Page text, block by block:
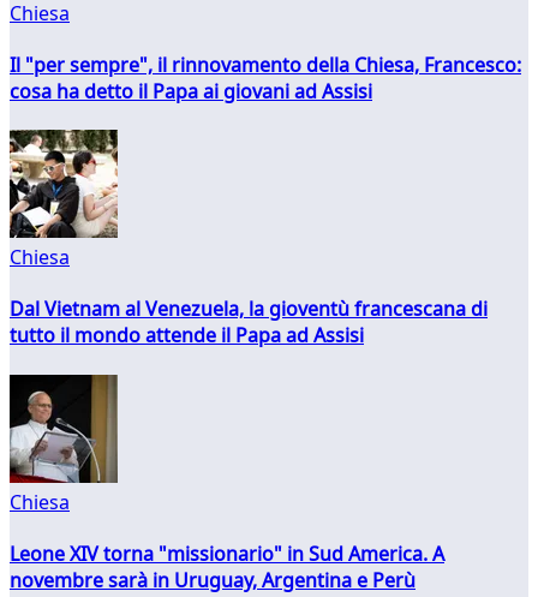
Chiesa
Il "per sempre", il rinnovamento della Chiesa, Francesco:
cosa ha detto il Papa ai giovani ad Assisi
Chiesa
Dal Vietnam al Venezuela, la gioventù francescana di
tutto il mondo attende il Papa ad Assisi
Chiesa
Leone XIV torna "missionario" in Sud America. A
novembre sarà in Uruguay, Argentina e Perù